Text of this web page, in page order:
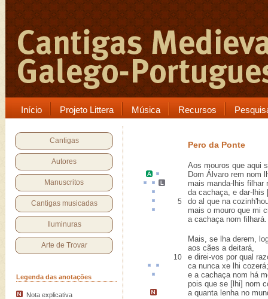
Início Projeto Littera Música Recursos
Cantigas
Autores
Manuscritos
Cantigas musicadas
Iluminuras
Arte de Trovar
Legenda das anotações
Nota explicativa
Pero da Ponte
Aos mouros que aqui
Dom Álvaro rem nom
mais manda-lhis filhar
da cachaça, e dar-lhis
5 do al que na
mais o mouro que mi
a cachaça nom filhará.
Mais, se lha derem,
aos cães a deitará,
10
e direi-vos por qual
ca nunca xe lhi cozerá;
e a cachaça nom há
pois que se [lhi] nom
a quantalenha no